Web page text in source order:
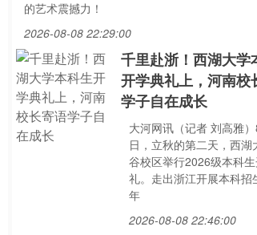
的艺术震撼力！
2026-08-08 22:29:00
千里赴浙！西湖大学
开学典礼上，河南校
学子自在成长
大河网讯（记者 刘高雅
日，立秋的第二天，西湖
谷校区举行2026级本科
礼。走出浙江开展本科招
年
2026-08-08 22:46:00